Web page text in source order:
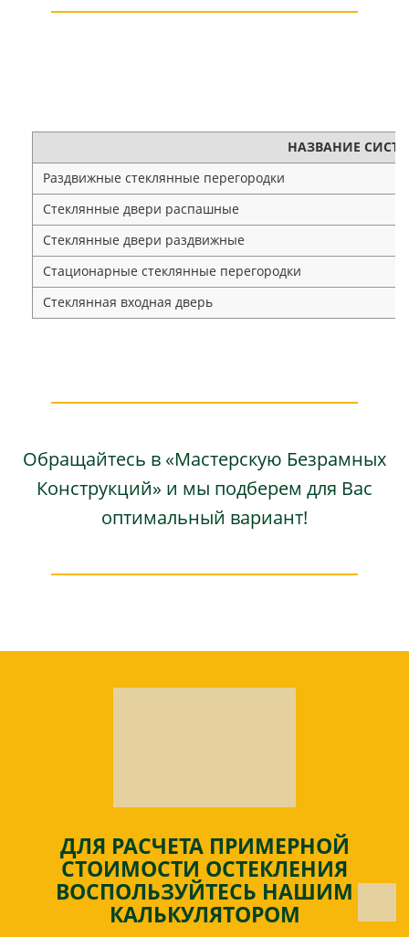
НАЗВАНИЕ
Раздвижные стеклянные перегородки
Стеклянные двери распашные
Стеклянные двери раздвижные
Стационарные стеклянные перегородки
Стеклянная входная дверь
Обращайтесь в «Мастерскую Безрамных
Конструкций» и мы подберем для Вас
оптимальный вариант!
ДЛЯ РАСЧЕТА ПРИМЕРНОЙ
СТОИМОСТИ ОСТЕКЛЕНИЯ
ВОСПОЛЬЗУЙТЕСЬ НАШИМ
КАЛЬКУЛЯТОРОМ